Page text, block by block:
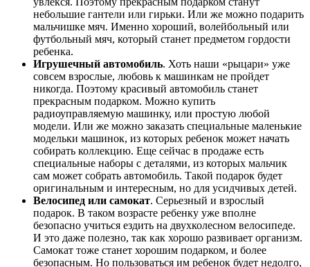
небольшие гантели или гирьки. Или же можно подарить
мальчишке мяч. Именно хороший, волейбольный или
футбольный мяч, который станет предметом гордости
ребенка.
Игрушечный автомобиль. Хоть наши «рыцари» уже
совсем взрослые, любовь к машинкам не пройдет
никогда. Поэтому красивый автомобиль станет
прекрасным подарком. Можно купить
радиоуправляемую машинку, или простую любой
модели. Или же можно заказать специальные маленькие
модельки машинок, из которых ребенок может начать
собирать коллекцию. Еще сейчас в продаже есть
специальные наборы с деталями, из которых мальчик
сам может собрать автомобиль. Такой подарок будет
оригинальным и интересным, но для усидчивых детей.
Велосипед или самокат. Серьезный и взрослый
подарок. В таком возрасте ребенку уже вполне
безопасно учиться ездить на двухколесном велосипеде.
И это даже полезно, так как хорошо развивает организм.
Самокат тоже станет хорошим подарком, и более
безопасным. Но пользоваться им ребенок будет недолго,